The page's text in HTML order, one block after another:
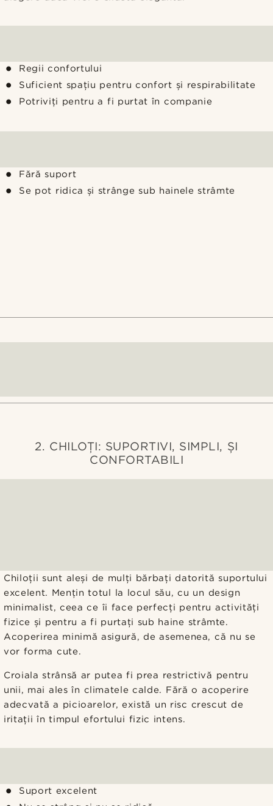
Regii confortului
Suficient spațiu pentru confort și respirabilitate
Potriviți pentru a fi purtat în companie
Fără suport
Se pot ridica și strânge sub hainele strâmte
2. CHILOȚI: SUPORTIVI, SIMPLI, ȘI
CONFORTABILI
Chiloții sunt aleși de mulți bărbați datorită suportului
excelent. Mențin totul la locul său, cu un design
minimalist, ceea ce îi face perfecți pentru activități
fizice și pentru a fi purtați sub haine strâmte.
Acoperirea minimă asigură, de asemenea, că nu se
vor forma cute.
Croiala strânsă ar putea fi prea restrictivă pentru
unii, mai ales în climatele calde. Fără o acoperire
adecvată a picioarelor, există un risc crescut de
iritații în timpul efortului fizic intens.
Suport excelent